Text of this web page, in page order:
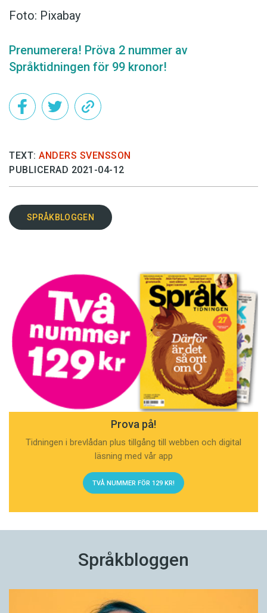
Foto: Pixabay
Prenumerera! Pröva 2 nummer av
Språktidningen för 99 kronor!
TEXT: ANDERS SVENSSON
PUBLICERAD 2021-04-12
SPRÅKBLOGGEN
Prova på!
Tidningen i brevlådan plus tillgång till webben och digital
läsning med vår app
TVÅ NUMMER FÖR 129 KR!
Språkbloggen